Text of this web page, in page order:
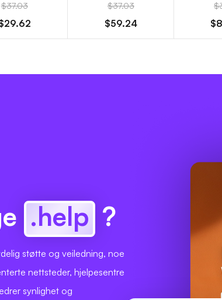
$37.03 $37.03
$59.24
.help ?
støtte og veiledning, noe
nettsteder, hjelpesentre
synlighet og